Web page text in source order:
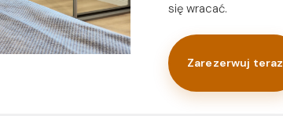
się wracać.
Zarezerwuj teraz